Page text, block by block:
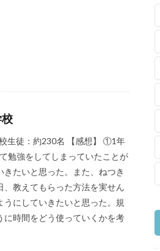
生徒：約230名 【感想】 ①1年
勉強をしてしまっていたことが
たいと思った。また、ねつき
教えてもらった方法を実せん
うにしていきたいと思った。規
に時間をどう使っていくかを考